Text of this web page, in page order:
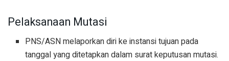
Pelaksanaan Mutasi
PNS/ASN melaporkan diri ke instansi tujuan pada
tanggal yang ditetapkan dalam surat keputusan mutasi.